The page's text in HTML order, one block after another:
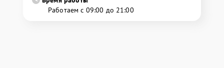
Работаем с 09:00 до 21:00